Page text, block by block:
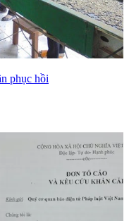
phục hồi